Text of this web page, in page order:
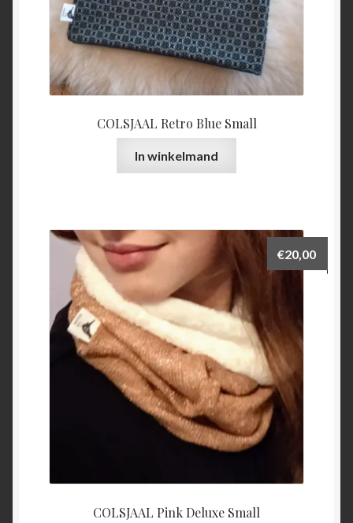
COLSJAAL Retro Blue Small
In winkelmand
COLSJAAL Pink Deluxe Small
€20,00